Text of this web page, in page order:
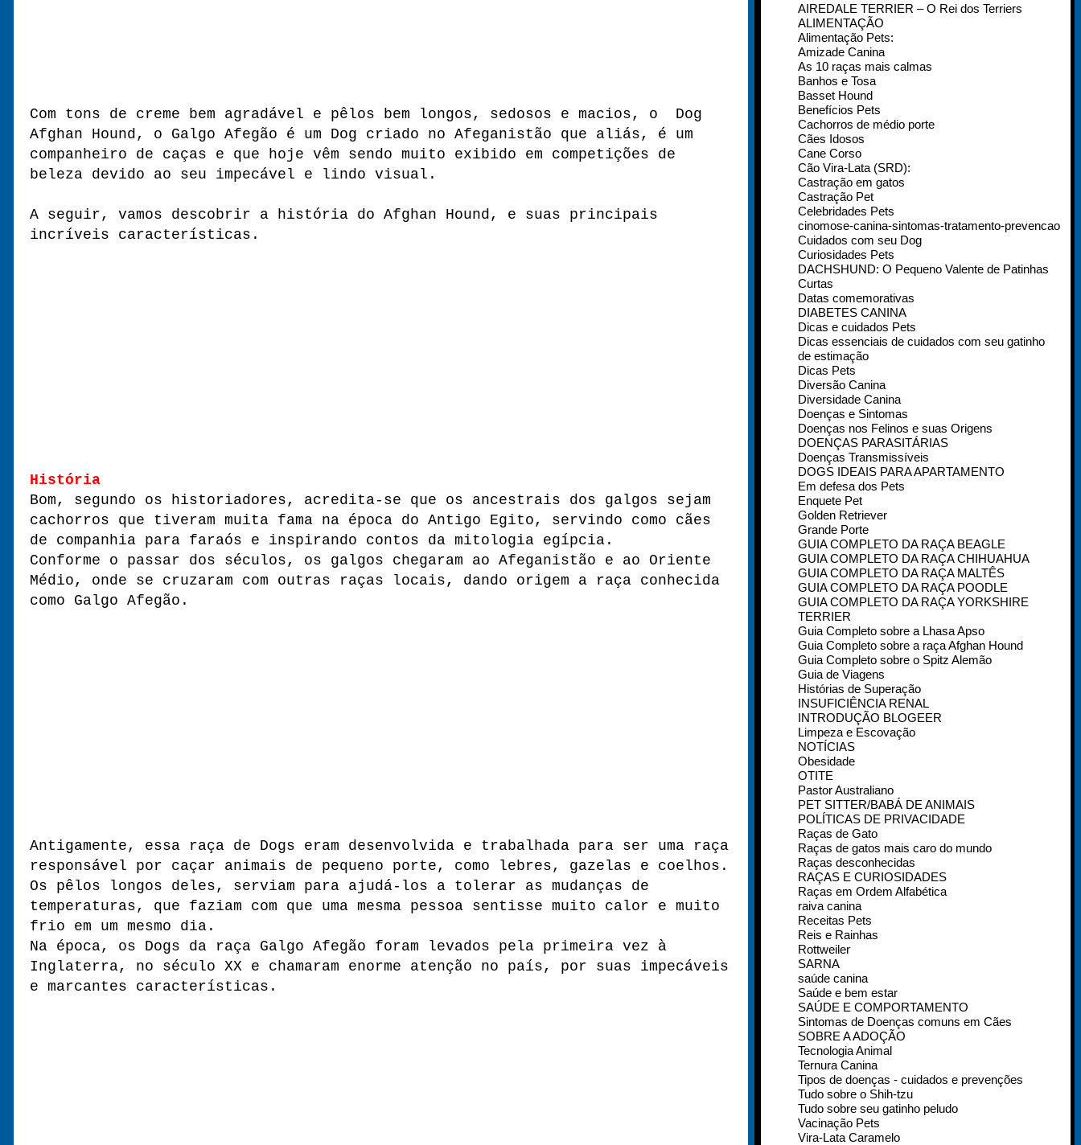
Com tons de creme bem agradável e pêlos bem longos, sedosos e macios, o Dog
Afghan Hound, o Galgo Afegão é um Dog criado no Afeganistão que aliás, é um
companheiro de caças e que hoje vêm sendo muito exibido em competições de
beleza devido ao seu impecável e lindo visual.
A seguir, vamos descobrir a história do Afghan Hound, e suas principais
incríveis características.
História
Bom, segundo os historiadores, acredita-se que os ancestrais dos galgos sejam
cachorros que tiveram muita fama na época do Antigo Egito, servindo como cães
de companhia para faraós e inspirando contos da mitologia egípcia.
Conforme o passar dos séculos, os galgos chegaram ao Afeganistão e ao Oriente
Médio, onde se cruzaram com outras raças locais, dando origem a raça conhecida
como Galgo Afegão.
Antigamente, essa raça de Dogs eram desenvolvida e trabalhada para ser uma raça
responsável por caçar animais de pequeno porte, como lebres, gazelas e coelhos.
Os pêlos longos deles, serviam para ajudá-los a tolerar as mudanças de
temperaturas, que faziam com que uma mesma pessoa sentisse muito calor e muito
frio em um mesmo dia.
Na época, os Dogs da raça Galgo Afegão foram levados pela primeira vez à
Inglaterra, no século XX e chamaram enorme atenção no país, por suas impecáveis
e marcantes características.
AIREDALE TERRIER – O Rei dos Terriers
ALIMENTAÇÃO
Alimentação Pets:
Amizade Canina
As 10 raças mais calmas
Banhos e Tosa
Basset Hound
Benefícios Pets
Cachorros de médio porte
Cães Idosos
Cane Corso
Cão Vira-Lata (SRD):
Castração em gatos
Castração Pet
Celebridades Pets
cinomose-canina-sintomas-tratamento-prevencao
Cuidados com seu Dog
Curiosidades Pets
DACHSHUND: O Pequeno Valente de Patinhas
Curtas
Datas comemorativas
DIABETES CANINA
Dicas e cuidados Pets
Dicas essenciais de cuidados com seu gatinho
de estimação
Dicas Pets
Diversão Canina
Diversidade Canina
Doenças e Sintomas
Doenças nos Felinos e suas Origens
DOENÇAS PARASITÁRIAS
Doenças Transmissíveis
DOGS IDEAIS PARA APARTAMENTO
Em defesa dos Pets
Enquete Pet
Golden Retriever
Grande Porte
GUIA COMPLETO DA RAÇA BEAGLE
GUIA COMPLETO DA RAÇA CHIHUAHUA
GUIA COMPLETO DA RAÇA MALTÊS
GUIA COMPLETO DA RAÇA POODLE
GUIA COMPLETO DA RAÇA YORKSHIRE
TERRIER
Guia Completo sobre a Lhasa Apso
Guia Completo sobre a raça Afghan Hound
Guia Completo sobre o Spitz Alemão
Guia de Viagens
Histórias de Superação
INSUFICIÊNCIA RENAL
INTRODUÇÃO BLOGEER
Limpeza e Escovação
NOTÍCIAS
Obesidade
OTITE
Pastor Australiano
PET SITTER/BABÁ DE ANIMAIS
POLÍTICAS DE PRIVACIDADE
Raças de Gato
Raças de gatos mais caro do mundo
Raças desconhecidas
RAÇAS E CURIOSIDADES
Raças em Ordem Alfabética
raiva canina
Receitas Pets
Reis e Rainhas
Rottweiler
SARNA
saúde canina
Saúde e bem estar
SAÚDE E COMPORTAMENTO
Sintomas de Doenças comuns em Cães
SOBRE A ADOÇÃO
Tecnologia Animal
Ternura Canina
Tipos de doenças - cuidados e prevenções
Tudo sobre o Shih-tzu
Tudo sobre seu gatinho peludo
Vacinação Pets
Vira-Lata Caramelo